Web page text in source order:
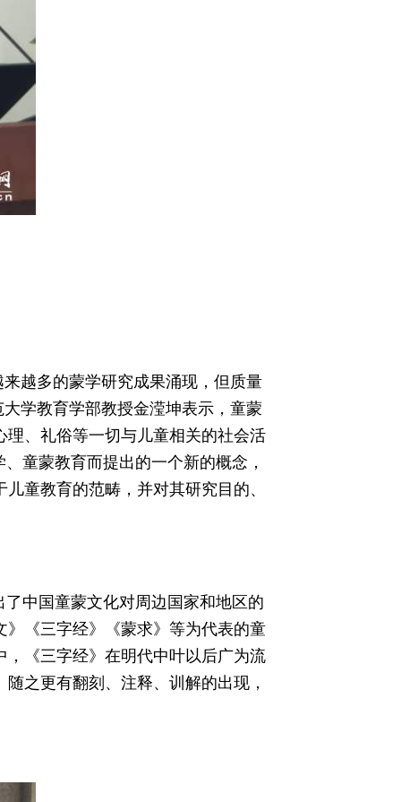
越多的蒙学研究成果涌现，但质量
学教育学部教授金滢坤表示，童蒙
、礼俗等一切与儿童相关的社会活
童蒙教育而提出的一个新的概念，
童教育的范畴，并对其研究目的、
中国童蒙文化对周边国家和地区的
《三字经》《蒙求》等为代表的童
《三字经》在明代中叶以后广为流
之更有翻刻、注释、训解的出现，